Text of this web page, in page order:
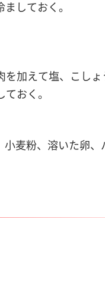
しておく。
加えて塩、こし
おく。
麦粉、溶いた卵